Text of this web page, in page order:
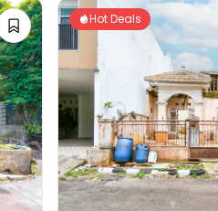
Hot Deals